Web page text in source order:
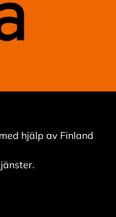
hjälp av Finland